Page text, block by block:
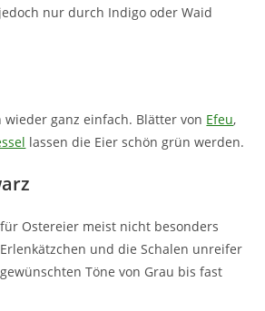
nur durch Indigo oder Waid
wieder ganz einfach. Blätter von Efeu,
lassen die Eier schön grün werden.
Ostereier meist nicht besonders
und die Schalen unreifer
Töne von Grau bis fast